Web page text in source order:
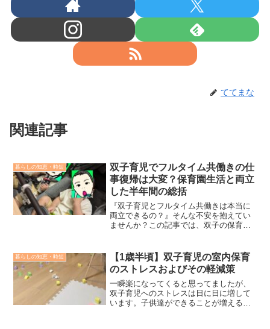
ててまな
関連記事
暮らしの知恵・時短
双子育児でフルタイム共働きの仕
事復帰は大変？保育園生活と両立
した半年間の総括
『双子育児とフルタイム共働きは本当に
両立できるの？』そんな不安を抱えてい
ませんか？この記事では、双子の保育園
方を知って、あなたの不安を少しでも解
消しましょう。
暮らしの知恵・時短
【1歳半頃】双子育児の室内保育
のストレスおよびその軽減策
一瞬楽になってくると思ってましたが、
双子育児へのストレスは日に日に増して
います。子供達ができることが増えるの